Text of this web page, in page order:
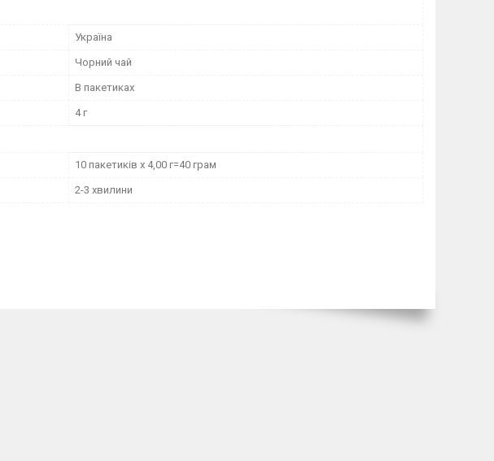
Україна
Чорний чай
В пакетиках
4 г
10 пакетиків х 4,00 г=40 грам
2-3 хвилини